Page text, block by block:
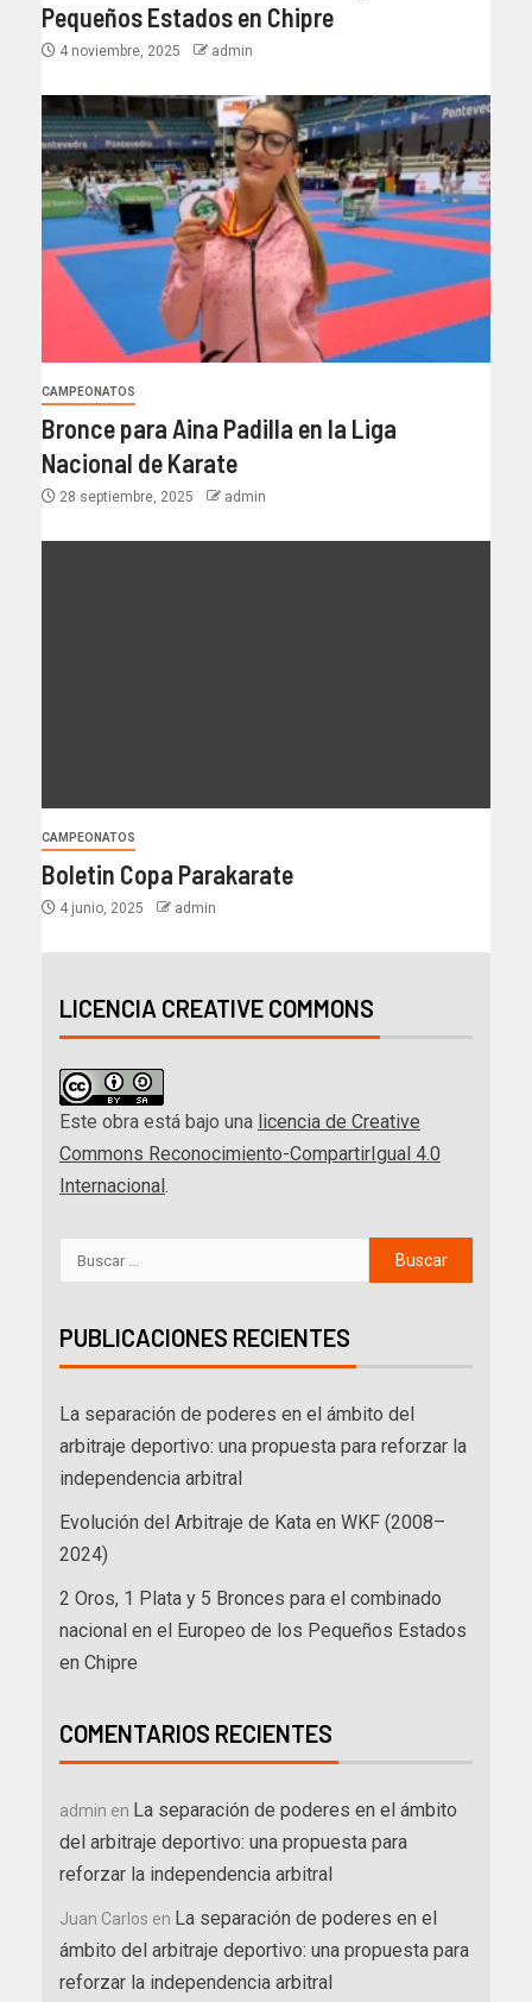
Pequeños Estados en Chipre
4 noviembre, 2025 admin
CAMPEONATOS
Bronce para Aina Padilla en la Liga
Nacional de Karate
28 septiembre, 2025 admin
CAMPEONATOS
Boletin Copa Parakarate
4 junio, 2025 admin
LICENCIA CREATIVE COMMONS
Este obra está bajo una licencia de Creative
Commons Reconocimiento-CompartirIgual 4.0
Internacional.
PUBLICACIONES RECIENTES
La separación de poderes en el ámbito del
arbitraje deportivo: una propuesta para reforzar la
independencia arbitral
Evolución del Arbitraje de Kata en WKF (2008–
2024)
2 Oros, 1 Plata y 5 Bronces para el combinado
nacional en el Europeo de los Pequeños Estados
en Chipre
COMENTARIOS RECIENTES
admin en La separación de poderes en el ámbito
del arbitraje deportivo: una propuesta para
reforzar la independencia arbitral
Juan Carlos en La separación de poderes en el
ámbito del arbitraje deportivo: una propuesta para
reforzar la independencia arbitral